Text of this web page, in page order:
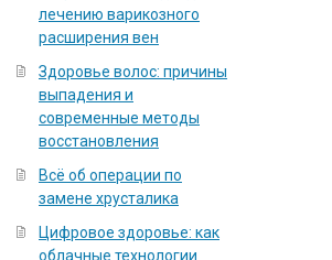
лечению варикозного
расширения вен
Здоровье волос: причины
выпадения и
современные методы
восстановления
Всё об операции по
замене хрусталика
Цифровое здоровье: как
облачные технологии